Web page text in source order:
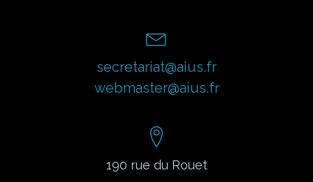
secretariat@aius.fr
webmaster@aius.fr
190 rue du Rouet